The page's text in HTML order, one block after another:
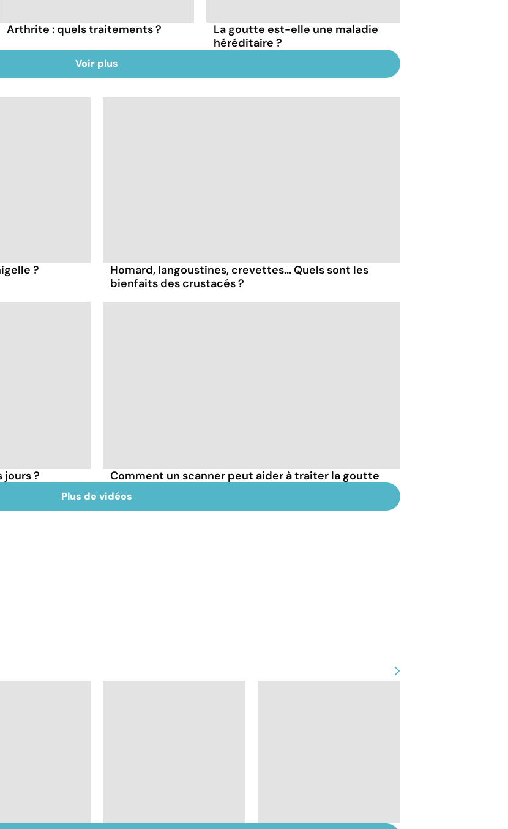
Arthrite : quels traitements ?
La goutte est-elle une maladie
héréditaire ?
Voir plus
?
Homard, langoustines, crevettes... Quels sont les
bienfaits des crustacés ?
jours ? Comment un scanner peut aider à traiter la goutte
Plus de vidéos